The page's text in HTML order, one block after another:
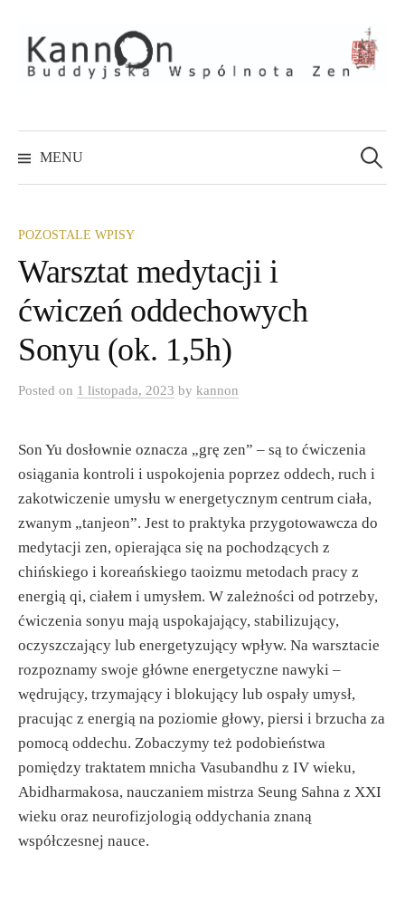
to
content
MENU
POZOSTALE WPISY
Warsztat medytacji i
ćwiczeń oddechowych
Sonyu (ok. 1,5h)
Posted on 1 listopada, 2023 by kannon
Son Yu dosłownie oznacza „grę zen” – są to ćwiczenia
osiągania kontroli i uspokojenia poprzez oddech, ruch i
zakotwiczenie umysłu w energetycznym centrum ciała,
zwanym „tanjeon”. Jest to praktyka przygotowawcza do
medytacji zen, opierająca się na pochodzących z
chińskiego i koreańskiego taoizmu metodach pracy z
energią qi, ciałem i umysłem. W zależności od potrzeby,
ćwiczenia sonyu mają uspokajający, stabilizujący,
oczyszczający lub energetyzujący wpływ. Na warsztacie
rozpoznamy swoje główne energetyczne nawyki –
wędrujący, trzymający i blokujący lub ospały umysł,
pracując z energią na poziomie głowy, piersi i brzucha za
pomocą oddechu. Zobaczymy też podobieństwa
pomiędzy traktatem mnicha Vasubandhu z IV wieku,
Abidharmakosa, nauczaniem mistrza Seung Sahna z XXI
wieku oraz neurofizjologią oddychania znaną
współczesnej nauce.